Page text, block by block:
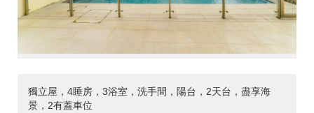
獨立屋，4睡房，3浴室，洗手間，陽台，2天台，盡享海
景，2有蓋車位